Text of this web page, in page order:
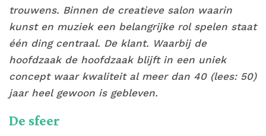
trouwens. Binnen de creatieve salon waarin
kunst en muziek een belangrijke rol spelen staat
één ding centraal. De klant. Waarbij de
hoofdzaak de hoofdzaak blijft in een uniek
concept waar kwaliteit al meer dan 40 (lees: 50)
jaar heel gewoon is gebleven.
De sfeer